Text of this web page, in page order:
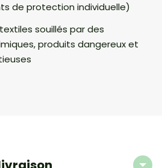
de protection individuelle)
souillés par des
produits dangereux et